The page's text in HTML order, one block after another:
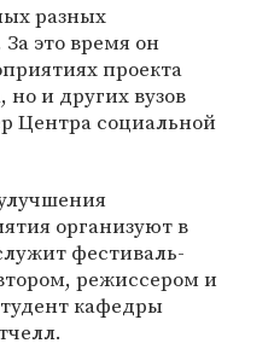
разных
это время он
проекта
и других вузов
Центра социальной
организуют в
фестиваль-
режиссером и
кафедры